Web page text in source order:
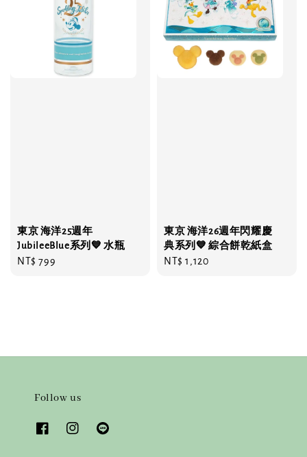
東京 海洋25週年
JubileeBlue系列💙 水瓶
Regular
NT$ 799
東京 海洋26週年閃耀慶
典系列💙 綜合餅乾紙盒
Regular
NT$ 1,120
Follow us